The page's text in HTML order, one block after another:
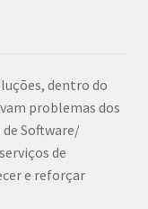
dentro do
problemas dos
Software/
de
e reforçar